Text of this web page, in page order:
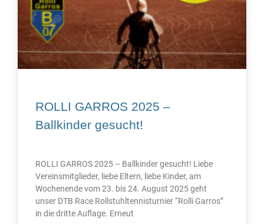
ROLLI GARROS 2025 –
Ballkinder gesucht!
ROLLI GARROS 2025 – Ballkinder gesucht! Liebe
Vereinsmitglieder, liebe Eltern, liebe Kinder, am
Wochenende vom 23. bis 24. August 2025 geht
unser DTB Race Rollstuhltennisturnier “Rolli Garros”
in die dritte Auflage. Erneut